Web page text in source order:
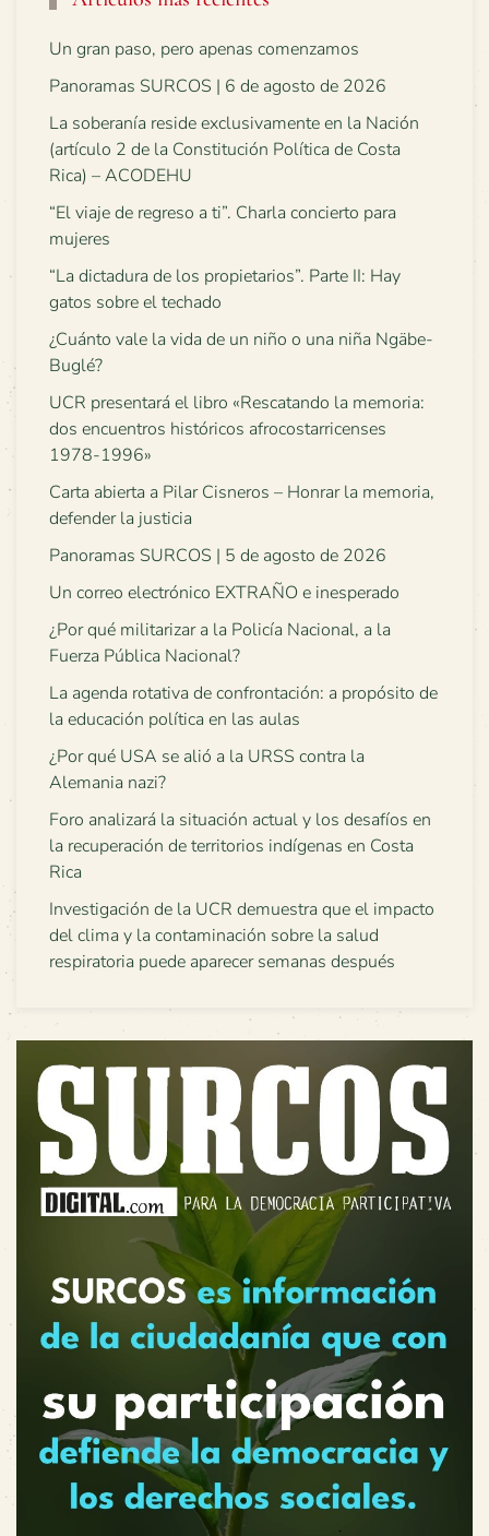
Un gran paso, pero apenas comenzamos
Panoramas SURCOS | 6 de agosto de 2026
La soberanía reside exclusivamente en la Nación
(artículo 2 de la Constitución Política de Costa
Rica) – ACODEHU
“El viaje de regreso a ti”. Charla concierto para
mujeres
“La dictadura de los propietarios”. Parte II: Hay
gatos sobre el techado
¿Cuánto vale la vida de un niño o una niña Ngäbe-
Buglé?
UCR presentará el libro «Rescatando la memoria:
dos encuentros históricos afrocostarricenses
1978-1996»
Carta abierta a Pilar Cisneros – Honrar la memoria,
defender la justicia
Panoramas SURCOS | 5 de agosto de 2026
Un correo electrónico EXTRAÑO e inesperado
¿Por qué militarizar a la Policía Nacional, a la
Fuerza Pública Nacional?
La agenda rotativa de confrontación: a propósito de
la educación política en las aulas
¿Por qué USA se alió a la URSS contra la
Alemania nazi?
Foro analizará la situación actual y los desafíos en
la recuperación de territorios indígenas en Costa
Rica
Investigación de la UCR demuestra que el impacto
del clima y la contaminación sobre la salud
respiratoria puede aparecer semanas después